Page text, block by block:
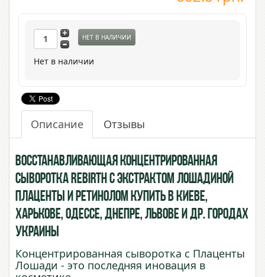
НЕТ В НАЛИЧИИ
Нет в наличии
Описание Отзывы
Восстанавливающая концентрированная
Сыворотка Rebirth с Экстрактом Лошадиной
Плаценты и Ретинолом купить в Киеве,
Харькове, Одессе, Днепре, Львове и др. городах
Украины
Концентрированная сыворотка с Плаценты
Лошади - это последняя иновация в